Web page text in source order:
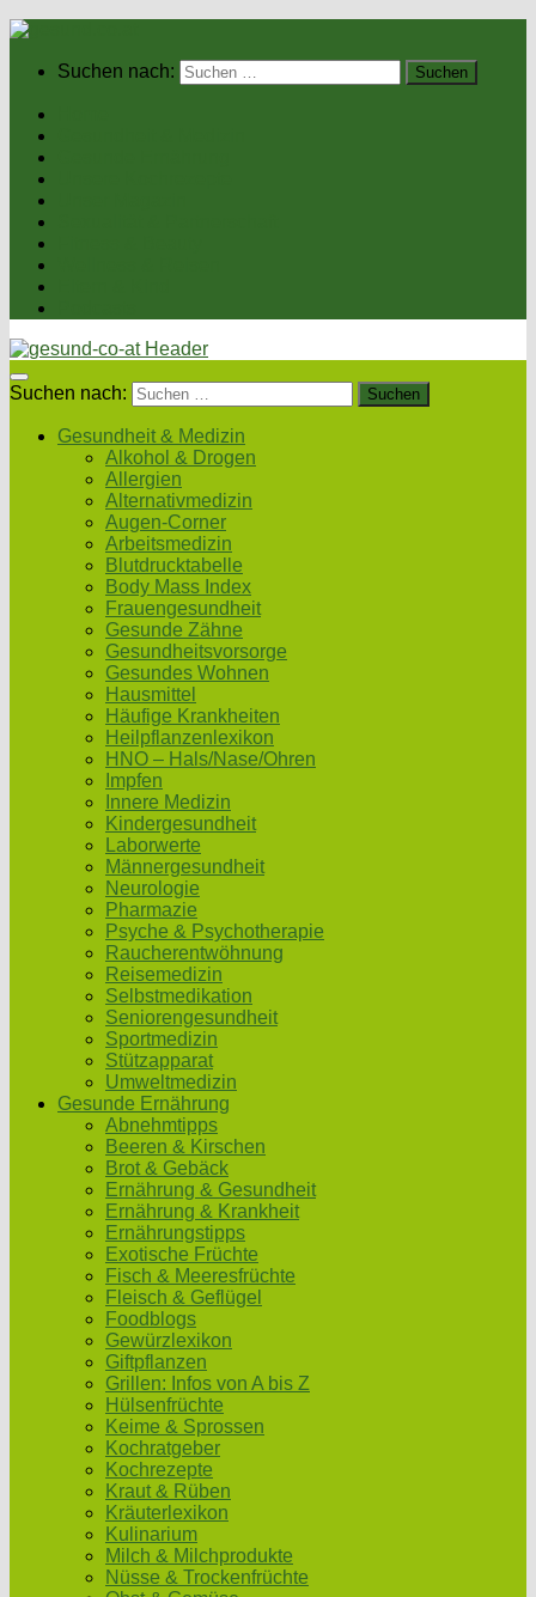
Suchen nach:
Suchen nach:
Gesundheit & Medizin
Alkohol & Drogen
Allergien
Alternativmedizin
Augen-Corner
Arbeitsmedizin
Blutdrucktabelle
Body Mass Index
Frauengesundheit
Gesunde Zähne
Gesundheitsvorsorge
Gesundes Wohnen
Hausmittel
Häufige Krankheiten
Heilpflanzenlexikon
HNO – Hals/Nase/Ohren
Impfen
Innere Medizin
Kindergesundheit
Laborwerte
Männergesundheit
Neurologie
Pharmazie
Psyche & Psychotherapie
Raucherentwöhnung
Reisemedizin
Selbstmedikation
Seniorengesundheit
Sportmedizin
Stützapparat
Umweltmedizin
Gesunde Ernährung
Abnehmtipps
Beeren & Kirschen
Brot & Gebäck
Ernährung & Gesundheit
Ernährung & Krankheit
Ernährungstipps
Exotische Früchte
Fisch & Meeresfrüchte
Fleisch & Geflügel
Foodblogs
Gewürzlexikon
Giftpflanzen
Grillen: Infos von A bis Z
Hülsenfrüchte
Keime & Sprossen
Kochratgeber
Kochrezepte
Kraut & Rüben
Kräuterlexikon
Kulinarium
Milch & Milchprodukte
Nüsse & Trockenfrüchte